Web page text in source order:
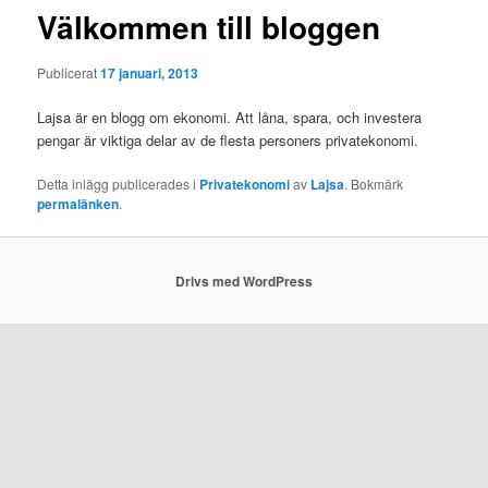
Välkommen till bloggen
Publicerat17 januari, 2013
Lajsa är en blogg om ekonomi. Att låna, spara, och investera
pengar är viktiga delar av de flesta personers privatekonomi.
Detta inlägg publicerades i Privatekonomiav Lajsa. Bokmärk
permalänken.
Drivs med WordPress